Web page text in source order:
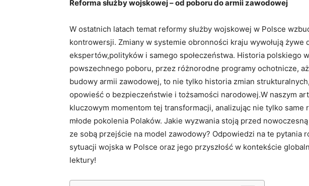
Reforma służby wojskowej – od poboru do armii zawodowej
W ostatnich latach temat reformy służby wojskowej w Polsce
kontrowersji. Zmiany w systemie obronności kraju wywołują żywe
ekspertów,polityków i samego społeczeństwa. Historia polskiego
powszechnego poboru, przez różnorodne programy ochotnicze,
budowy armii zawodowej, to nie tylko historia zmian
opowieść o bezpieczeństwie i tożsamości narodowej.W naszym
kluczowym momentom tej transformacji, analizując nie tylko same
młode pokolenia Polaków. Jakie wyzwania stoją przed
ze sobą przejście na model zawodowy? Odpowiedzi na te pytania
sytuacji wojska w Polsce oraz jego przyszłość w kontekście
lektury!